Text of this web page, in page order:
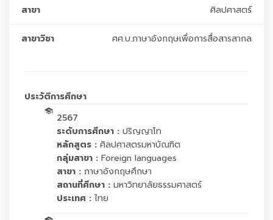
สาขา ศิลปศาสตร์
สาขาวิชา ศศ.บ.ภาษาอังกฤษเพื่อการสื่อสารสากล
ประวัติการศึกษา
2567
ระดับการศึกษา : ปริญญาโท
หลักสูตร : ศิลปศาสตรมหาบัณฑิต
กลุ่มสาขา : Foreign languages
สาขา : ภาษาอังกฤษศึกษา
สถานที่ศึกษา : มหาวิทยาลัยธรรมศาสตร์
ประเทศ : ไทย